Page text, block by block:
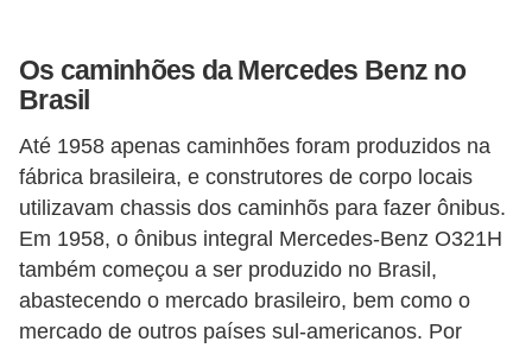
Os caminhões da Mercedes Benz no
Brasil
Até 1958 apenas caminhões foram produzidos na
fábrica brasileira, e construtores de corpo locais
utilizavam chassis dos caminhõs para fazer ônibus.
Em 1958, o ônibus integral Mercedes-Benz O321H
também começou a ser produzido no Brasil,
abastecendo o mercado brasileiro, bem como o
mercado de outros países sul-americanos. Por
m
i
n
h
õ
e
s
e